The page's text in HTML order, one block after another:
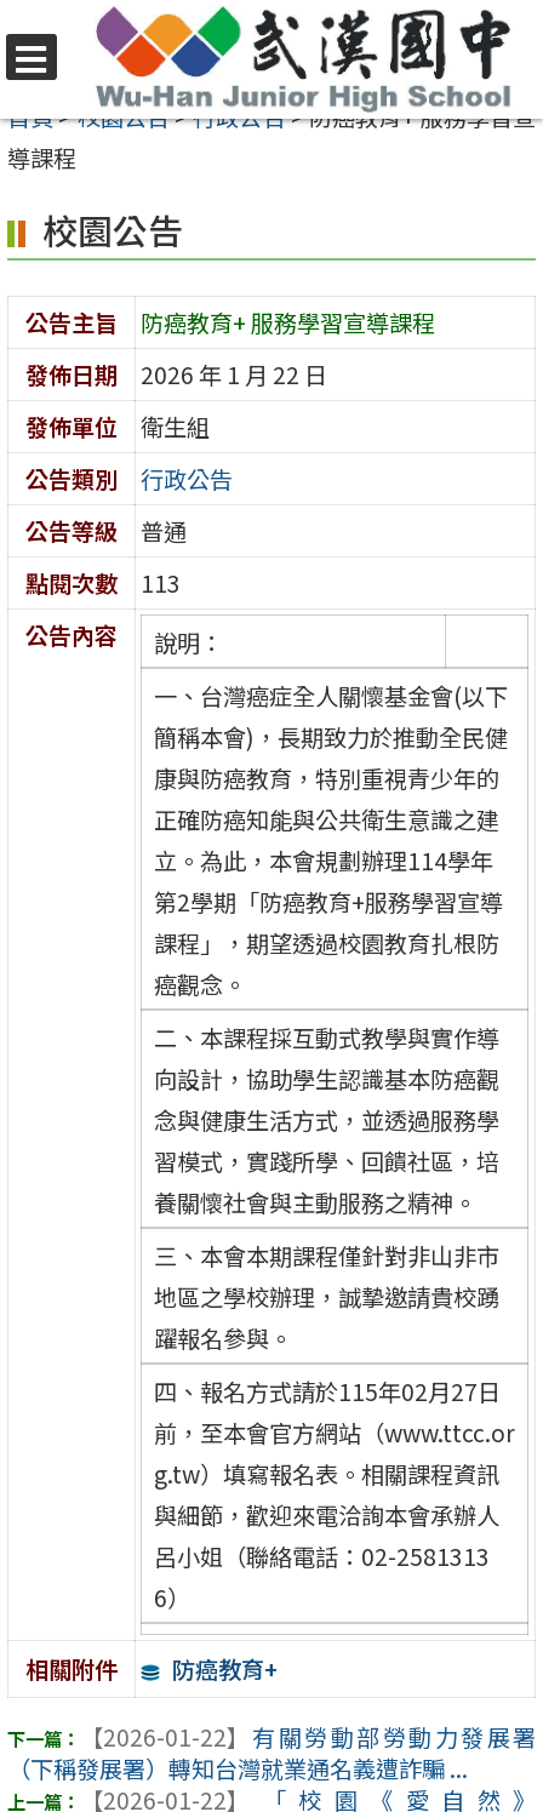
至
要
容
區
選
單
首頁>校園公告>行政公告>防癌教育+ 服務學習宣
導課程
校園公告
公告主旨
防癌教育+ 服務學習宣導課程
發佈日期
2026 年 1 月 22 日
發佈單位
衛生組
公告類別
行政公告
公告等級
普通
點閱次數
113
公告內容
說明：
一、台灣癌症全人關懷基金會(以下
簡稱本會)，長期致力於推動全民健
康與防癌教育，特別重視青少年的
正確防癌知能與公共衛生意識之建
立。為此，本會規劃辦理114學年
第2學期「防癌教育+服務學習宣導
課程」，期望透過校園教育扎根防
癌觀念。
二、本課程採互動式教學與實作導
向設計，協助學生認識基本防癌觀
念與健康生活方式，並透過服務學
習模式，實踐所學、回饋社區，培
養關懷社會與主動服務之精神。
三、本會本期課程僅針對非山非市
地區之學校辦理，誠摯邀請貴校踴
躍報名參與。
四、報名方式請於115年02月27日
前，至本會官方網站（www.ttcc.or
g.tw）填寫報名表。相關課程資訊
與細節，歡迎來電洽詢本會承辦人
呂小姐（聯絡電話：02-2581313
6）
相關附件 防癌教育+
【2026-01-22】 有關勞動部勞動力發展署
（下稱發展署）轉知台灣就業通名義遭詐騙 ...
【2026-01-22】
「校園《愛自然》